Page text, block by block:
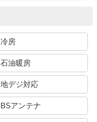
冷房
石油暖房
地デジ対応
BSアンテナ